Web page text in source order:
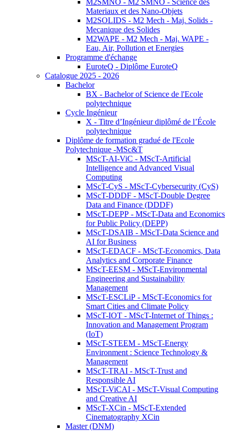
M2SMNO - M2 SMNO - Science des
Materiaux et des Nano-Objets
M2SOLIDS - M2 Mech - Maj. Solids -
Mecanique des Solides
M2WAPE - M2 Mech - Maj. WAPE -
Eau, Air, Pollution et Energies
Programme d'échange
EuroteQ - Diplôme EuroteQ
Catalogue 2025 - 2026
Bachelor
BX - Bachelor of Science de l'Ecole
polytechnique
Cycle Ingénieur
X - Titre d’Ingénieur diplômé de l’École
polytechnique
Diplôme de formation gradué de l'Ecole
Polytechnique -MSc&T
MScT-AI-ViC - MScT-Artificial
Intelligence and Advanced Visual
Computing
MScT-CyS - MScT-Cybersecurity (CyS)
MScT-DDDF - MScT-Double Degree
Data and Finance (DDDF)
MScT-DEPP - MScT-Data and Economics
for Public Policy (DEPP)
MScT-DSAIB - MScT-Data Science and
AI for Business
MScT-EDACF - MScT-Economics, Data
Analytics and Corporate Finance
MScT-EESM - MScT-Environmental
Engineering and Sustainability
Management
MScT-ESCLiP - MScT-Economics for
Smart Cities and Climate Policy
MScT-IOT - MScT-Internet of Things :
Innovation and Management Program
(IoT)
MScT-STEEM - MScT-Energy
Environment : Science Technology &
Management
MScT-TRAI - MScT-Trust and
Responsible AI
MScT-ViCAI - MScT-Visual Computing
and Creative AI
MScT-XCin - MScT-Extended
Cinematography XCin
Master (DNM)